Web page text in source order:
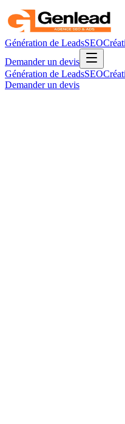
Génération de LeadsSEO
Demander un devis
Génération de LeadsSEO
Demander un devis